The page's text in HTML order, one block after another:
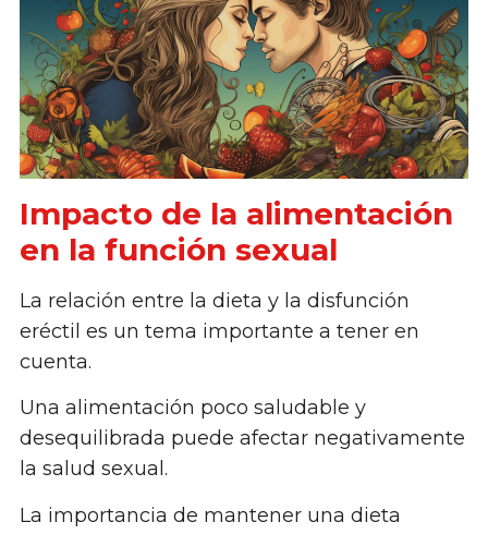
Impacto de la alimentación
en la función sexual
La relación entre la dieta y la disfunción
eréctil es un tema importante a tener en
cuenta.
Una alimentación poco saludable y
desequilibrada puede afectar negativamente
la salud sexual.
La importancia de mantener una dieta